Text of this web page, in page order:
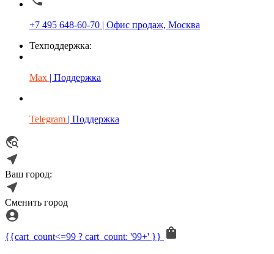
+7 495 648-60-70 | Офис продаж, Москва
Техподдержка:
Max | Поддержка
Telegram | Поддержка
Ваш город:
Сменить город
{{cart_count<=99 ? cart_count: '99+' }}